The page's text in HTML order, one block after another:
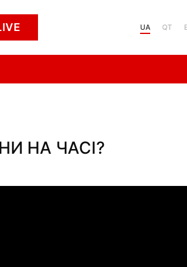
UA QT
НА ЧАСІ?